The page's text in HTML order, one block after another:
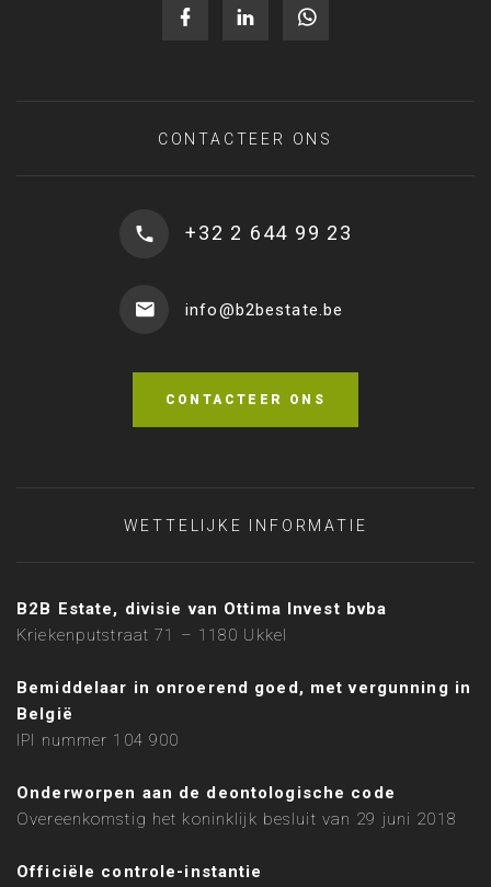
CONTACTEER ONS
+32 2 644 99 23
info@b2bestate.be
CONTACTEER ONS
WETTELIJKE INFORMATIE
B2B Estate, divisie van Ottima Invest bvba
Kriekenputstraat 71 – 1180 Ukkel
Bemiddelaar in onroerend goed, met vergunning in
België
IPI nummer 104 900
Onderworpen aan de deontologische code
Overeenkomstig het koninklijk besluit van 29 juni 2018
Officiële controle-instantie